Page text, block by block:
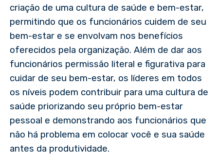
criação de uma cultura de saúde e bem-estar,
permitindo que os funcionários cuidem de seu
bem-estar e se envolvam nos benefícios
oferecidos pela organização. Além de dar aos
funcionários permissão literal e figurativa para
cuidar de seu bem-estar, os líderes em todos
os níveis podem contribuir para uma cultura de
saúde priorizando seu próprio bem-estar
pessoal e demonstrando aos funcionários que
não há problema em colocar você e sua saúde
antes da produtividade.